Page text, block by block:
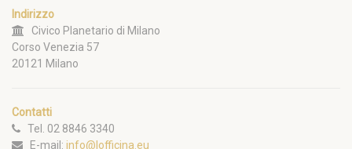
Indirizzo
Civico Planetario di Milano
Corso Venezia 57
20121 Milano
Contatti
Tel. 02 8846 3340
E-mail: info@lofficina.eu